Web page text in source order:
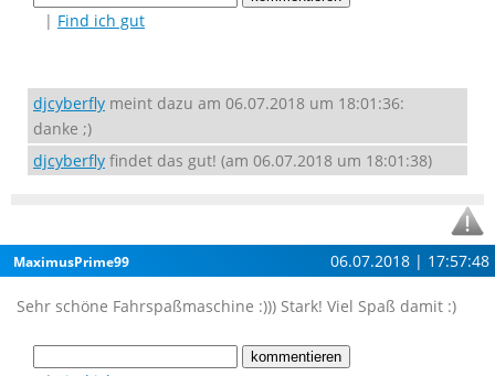
| Find ich gut
djcyberfly meint dazu am 06.07.2018 um 18:01:36:
danke ;)
djcyberfly findet das gut! (am 06.07.2018 um 18:01:38)
MaximusPrime99 06.07.2018 | 17:57:48
Sehr schöne Fahrspaßmaschine :))) Stark! Viel Spaß damit :)